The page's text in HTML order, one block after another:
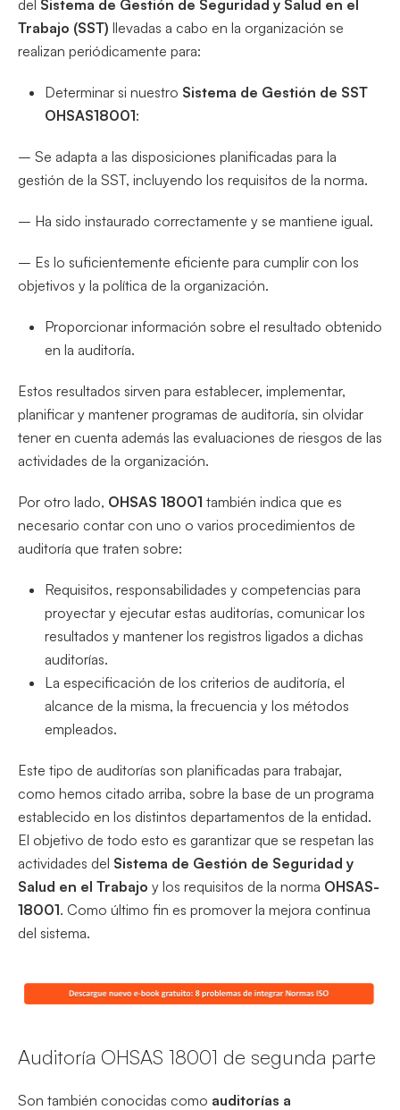
del Sistema de Gestión de Seguridad y Salud en el
Trabajo (SST) llevadas a cabo en la organización se
realizan periódicamente para:
Determinar si nuestro Sistema de Gestión de SST
OHSAS18001:
– Se adapta a las disposiciones planificadas para la
gestión de la SST, incluyendo los requisitos de la norma.
– Ha sido instaurado correctamente y se mantiene igual.
– Es lo suficientemente eficiente para cumplir con los
objetivos y la política de la organización.
Proporcionar información sobre el resultado obtenido
en la auditoría.
Estos resultados sirven para establecer, implementar,
planificar y mantener programas de auditoría, sin olvidar
tener en cuenta además las evaluaciones de riesgos de las
actividades de la organización.
Por otro lado, OHSAS 18001 también indica que es
necesario contar con uno o varios procedimientos de
auditoría que traten sobre:
Requisitos, responsabilidades y competencias para
proyectar y ejecutar estas auditorías, comunicar los
resultados y mantener los registros ligados a dichas
auditorías.
La especificación de los criterios de auditoría, el
alcance de la misma, la frecuencia y los métodos
empleados.
Este tipo de auditorías son planificadas para trabajar,
como hemos citado arriba, sobre la base de un programa
establecido en los distintos departamentos de la entidad.
El objetivo de todo esto es garantizar que se respetan las
actividades del Sistema de Gestión de Seguridad y
Salud en el Trabajo y los requisitos de la norma OHSAS-
18001. Como último fin es promover la mejora continua
del sistema.
Auditoría OHSAS 18001 de segunda parte
Son también conocidas como auditorías a